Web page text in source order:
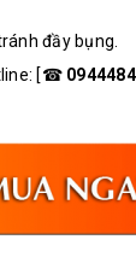
đầy bụng.
[☎